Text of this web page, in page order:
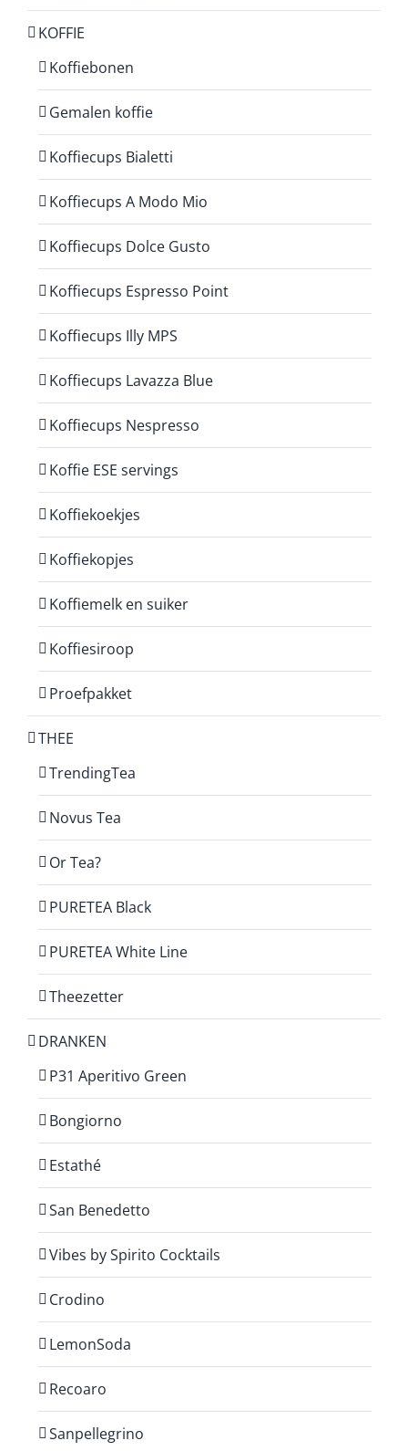
KOFFIE
Koffiebonen
Gemalen koffie
Koffiecups Bialetti
Koffiecups A Modo Mio
Koffiecups Dolce Gusto
Koffiecups Espresso Point
Koffiecups Illy MPS
Koffiecups Lavazza Blue
Koffiecups Nespresso
Koffie ESE servings
Koffiekoekjes
Koffiekopjes
Koffiemelk en suiker
Koffiesiroop
Proefpakket
THEE
TrendingTea
Novus Tea
Or Tea?
PURETEA Black
PURETEA White Line
Theezetter
DRANKEN
P31 Aperitivo Green
Bongiorno
Estathé
San Benedetto
Vibes by Spirito Cocktails
Crodino
LemonSoda
Recoaro
Sanpellegrino